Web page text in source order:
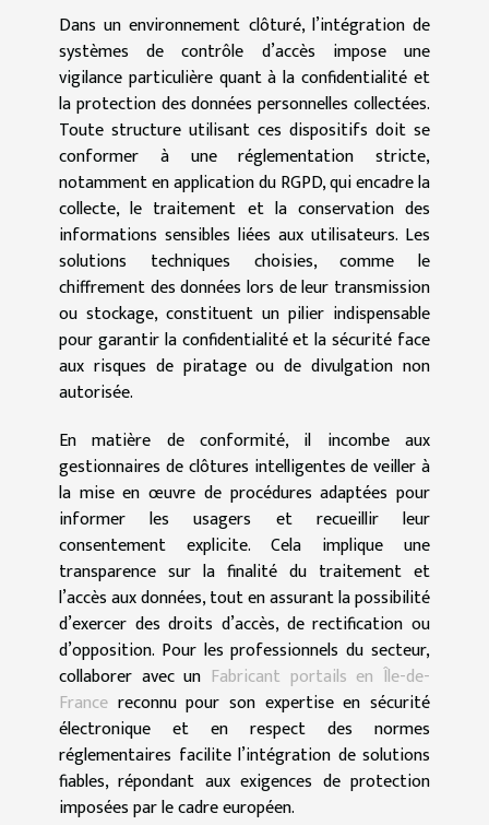
Dans un environnement clôturé, l’intégration de
systèmes de contrôle d’accès impose une
vigilance particulière quant à la confidentialité et
la protection des données personnelles collectées.
Toute structure utilisant ces dispositifs doit se
conformer à une réglementation stricte,
notamment en application du RGPD, qui encadre la
collecte, le traitement et la conservation des
informations sensibles liées aux utilisateurs. Les
solutions techniques choisies, comme le
chiffrement des données lors de leur transmission
ou stockage, constituent un pilier indispensable
pour garantir la confidentialité et la sécurité face
aux risques de piratage ou de divulgation non
autorisée.
En matière de conformité, il incombe aux
gestionnaires de clôtures intelligentes de veiller à
la mise en œuvre de procédures adaptées pour
informer les usagers et recueillir leur
consentement explicite. Cela implique une
transparence sur la finalité du traitement et
l’accès aux données, tout en assurant la possibilité
d’exercer des droits d’accès, de rectification ou
d’opposition. Pour les professionnels du secteur,
collaborer avec un Fabricant portails en Île-de-
France reconnu pour son expertise en sécurité
électronique et en respect des normes
réglementaires facilite l’intégration de solutions
fiables, répondant aux exigences de protection
imposées par le cadre européen.